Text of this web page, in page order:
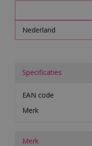
Specificaties
EAN code
Merk
Merk